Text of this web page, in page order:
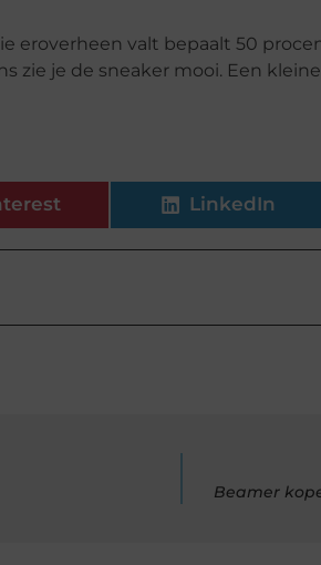
eroverheen valt bepaalt 50
zie je de sneaker mooi. Een
LinkedIn
Beamer